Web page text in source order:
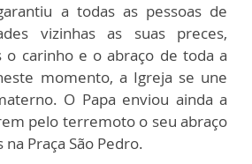
a todas as pessoas de
vizinhas as suas preces,
o carinho e o abraço de toda a
momento, a Igreja se une
O Papa enviou ainda a
pelo terremoto o seu abraço
Praça São Pedro.